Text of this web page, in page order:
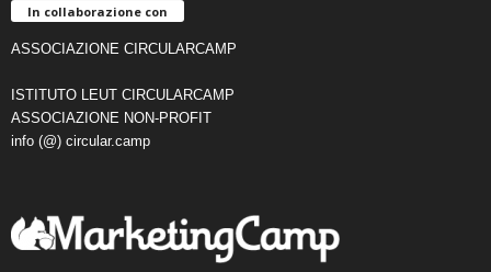
In collaborazione con
ASSOCIAZIONE CIRCULARCAMP
ISTITUTO LEUT CIRCULARCAMP
ASSOCIAZIONE NON-PROFIT
info (@) circular.camp